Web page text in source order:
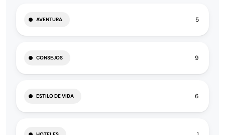
AVENTURA 5
CONSEJOS 9
ESTILO DE VIDA 6